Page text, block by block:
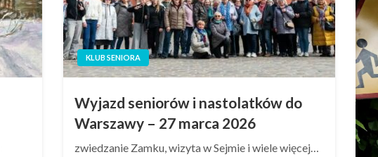
KLUB SENIORA
Wyjazd seniorów i nastolatków do
Warszawy – 27 marca 2026
zwiedzanie Zamku, wizyta w Sejmie i wiele więcej…